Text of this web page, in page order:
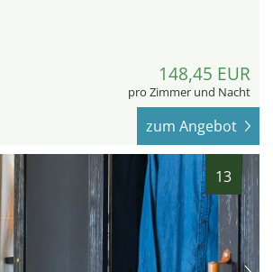
148,45 EUR
pro Zimmer und Nacht
zum Angebot
13